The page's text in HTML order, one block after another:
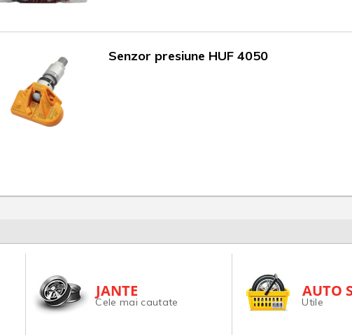
Senzor presiune HUF 4050
JANTE
Cele mai cautate
AUTO
Utile